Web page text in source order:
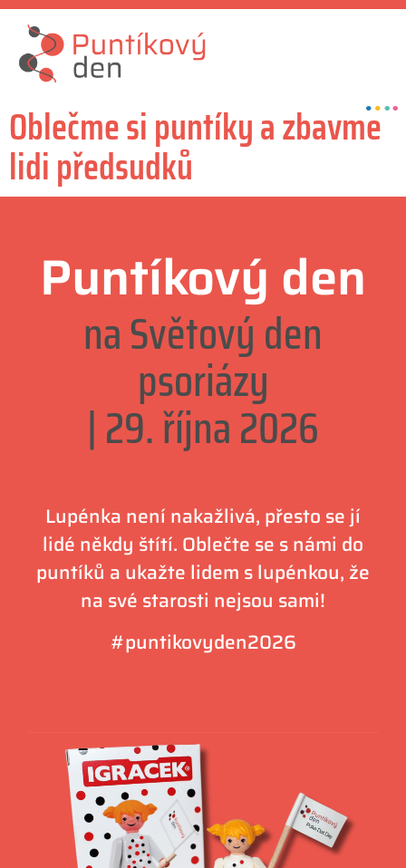
Oblečme si puntíky a zbavme
lidi předsudků
Puntíkový den
na Světový den
psoriázy
| 29. října 2026
Lupénka není nakažlivá, přesto se jí
lidé někdy štítí. Oblečte se s námi do
puntíků a ukažte lidem s lupénkou, že
na své starosti nejsou sami!
#puntikovyden2026